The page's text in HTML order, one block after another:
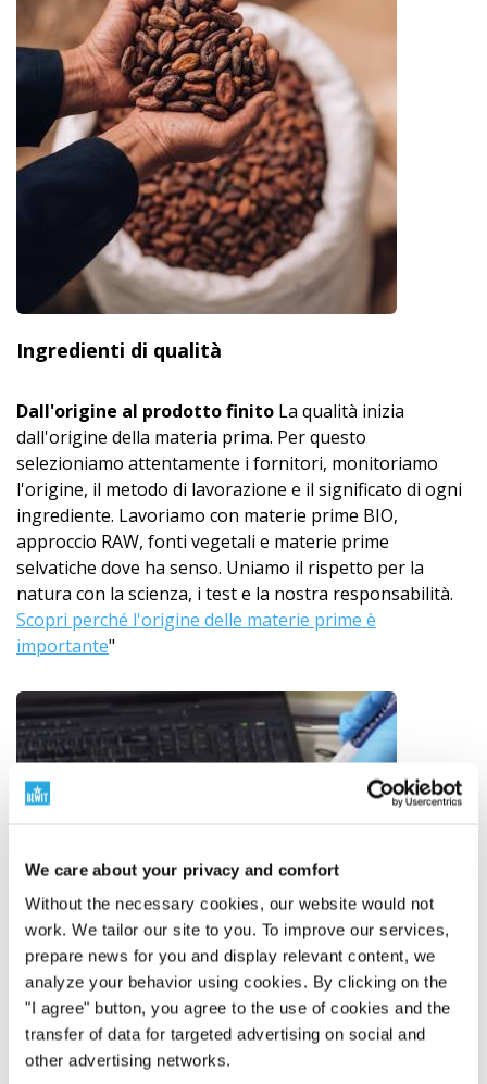
We care about your privacy and comfort
Without the necessary cookies, our website would not
work. We tailor our site to you. To improve our services,
prepare news for you and display relevant content, we
analyze your behavior using cookies. By clicking on the
"I agree" button, you agree to the use of cookies and the
transfer of data for targeted advertising on social and
other advertising networks.
Ingredienti di qualità
Dall'origine al prodotto finito La qualità inizia
dall'origine della materia prima. Per questo
selezioniamo attentamente i fornitori, monitoriamo
l'origine, il metodo di lavorazione e il significato di ogni
ingrediente. Lavoriamo con materie prime BIO,
approccio RAW, fonti vegetali e materie prime
selvatiche dove ha senso. Uniamo il rispetto per la
natura con la scienza, i test e la nostra responsabilità.
Scopri perché l'origine delle materie prime è
importante"